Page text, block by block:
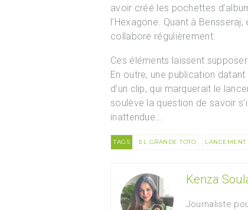
avoir créé les pochettes
l’Hexagone. Quant à
collabore régulièrement.
Ces éléments laissent
En outre, une publication
d’un clip, qui marquerait le
soulève la question de savoir
inattendue…
TAGS EL GRANDE TOTO LANCEMENT
Kenza
Journaliste